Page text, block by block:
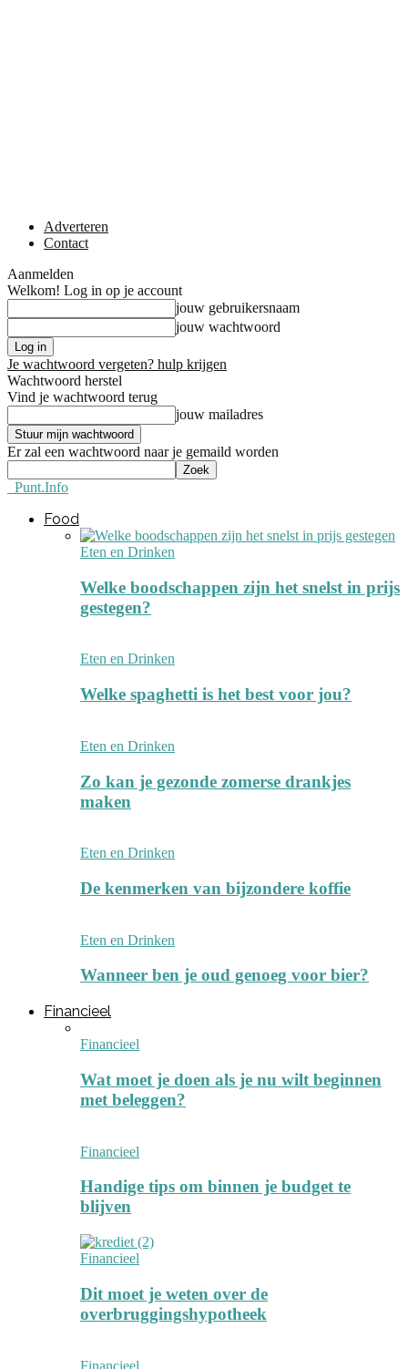
Adverteren
Contact
Aanmelden
Welkom! Log in op je account
jouw gebruikersnaam
jouw wachtwoord
Je wachtwoord vergeten? hulp krijgen
Wachtwoord herstel
Vind je wachtwoord terug
jouw mailadres
Er zal een wachtwoord naar je gemaild worden
Punt.Info
Food
Eten en Drinken
Welke boodschappen zijn het snelst in prijs
gestegen?
Eten en Drinken
Welke spaghetti is het best voor jou?
Eten en Drinken
Zo kan je gezonde zomerse drankjes
maken
Eten en Drinken
De kenmerken van bijzondere koffie
Eten en Drinken
Wanneer ben je oud genoeg voor bier?
Financieel
Financieel
Wat moet je doen als je nu wilt beginnen
met beleggen?
Financieel
Handige tips om binnen je budget te
blijven
Financieel
Dit moet je weten over de
overbruggingshypotheek
Financieel